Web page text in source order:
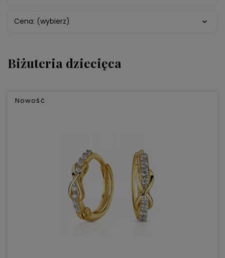
Cena: (wybierz)
Biżuteria dziecięca
DO KOSZYKA
Nowość